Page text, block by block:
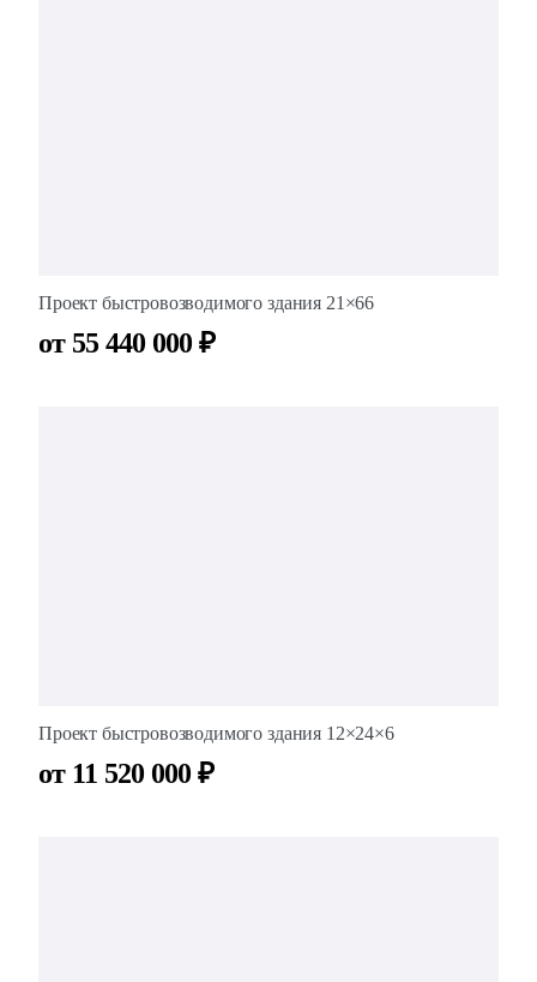
Проект быстровозводимого здания 21×66
от 55 440 000 ₽
Проект быстровозводимого здания 12×24×6
от 11 520 000 ₽